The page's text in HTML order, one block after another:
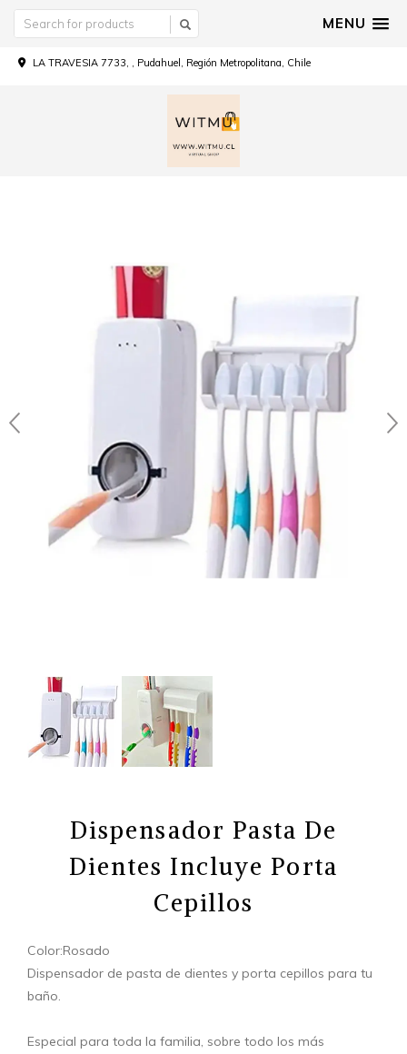
MENU
LA TRAVESIA 7733, , Pudahuel, Región Metropolitana, Chile
Dispensador Pasta De
Dientes Incluye Porta
Cepillos
Color:Rosado
Dispensador de pasta de dientes y porta cepillos para tu
baño.
Especial para toda la familia, sobre todo los más